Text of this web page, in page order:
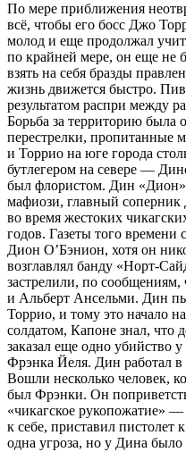
По мере приближения
всё, чтобы его босс Джо
молод и еще продолжал
по крайней мере, он еще не
взять на себя бразды
жизнь движется быстро.
результатом распри между
Борьба за территорию была
перестрелки, пропитанные
и Торрио на юге города
бутлегером на севере —
был флористом. Дин
мафиози, главный
во время жестоких
годов. Газеты того времени
Дион О’Бэнион, хотя он
возглавлял банду «Норт-
застрелили, по
и Альберт Ансельми. Дин
Торрио, и тому это начало
солдатом, Капоне знал, что
заказал еще одно убийство
Фрэнка Йеля. Дин работал в
Вошли несколько человек,
был Фрэнки. Он
«чикагское рукопожатие» —
к себе, приставил
одна угроза, но у Дина было